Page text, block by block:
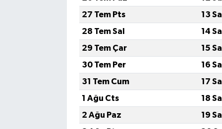
27 Tem Pts
13
28 Tem Sal
14
29 Tem Çar
15
30 Tem Per
16
31 Tem Cum
17
1 Ağu Cts
18
2 Ağu Paz
19